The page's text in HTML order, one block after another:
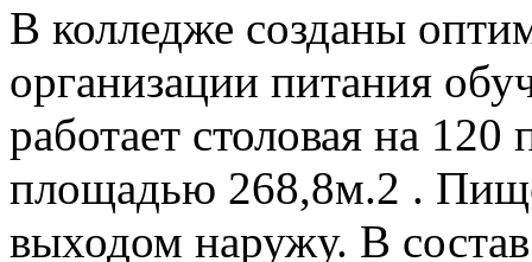
В колледже созданы
организации питания
работает столовая на
площадью 268,8м.2 .
выходом наружу. В